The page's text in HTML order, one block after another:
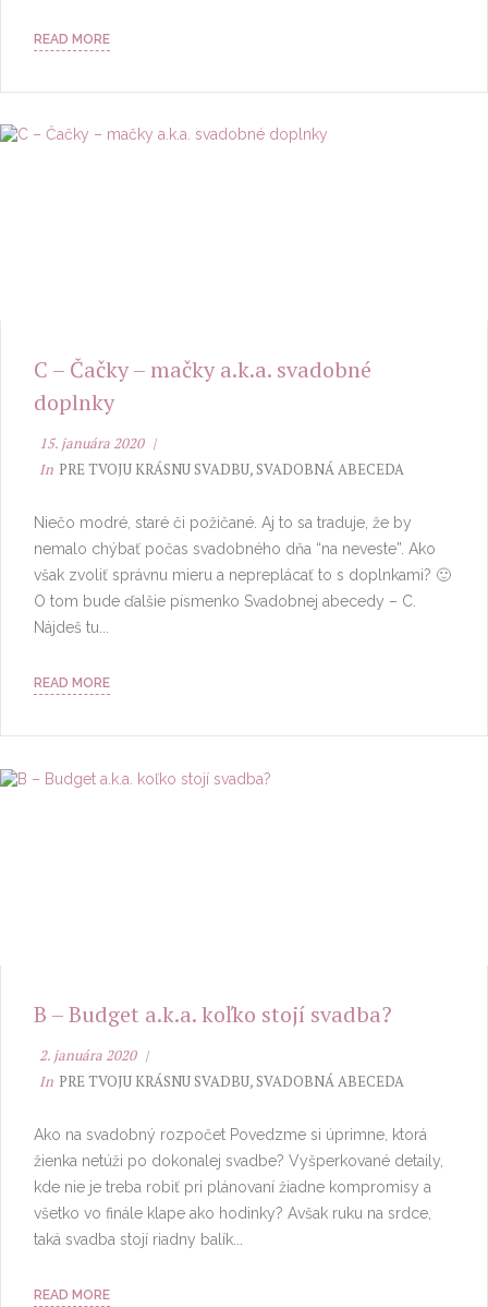
READ MORE
C – Čačky – mačky a.k.a. svadobné
doplnky
15. januára 2020
In PRE TVOJU KRÁSNU SVADBU, SVADOBNÁ ABECEDA
Niečo modré, staré či požičané. Aj to sa traduje, že by
nemalo chýbať počas svadobného dňa “na neveste”. Ako
však zvoliť správnu mieru a nepreplácať to s doplnkami? 🙂
O tom bude ďalšie písmenko Svadobnej abecedy – C.
Nájdeš tu...
READ MORE
B – Budget a.k.a. koľko stojí svadba?
2. januára 2020
In PRE TVOJU KRÁSNU SVADBU, SVADOBNÁ ABECEDA
Ako na svadobný rozpočet Povedzme si úprimne, ktorá
žienka netúži po dokonalej svadbe? Vyšperkované detaily,
kde nie je treba robiť pri plánovaní žiadne kompromisy a
všetko vo finále klape ako hodinky? Avšak ruku na srdce,
taká svadba stojí riadny balík...
READ MORE